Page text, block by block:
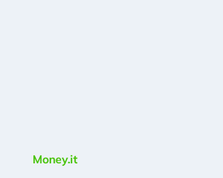
Money.it